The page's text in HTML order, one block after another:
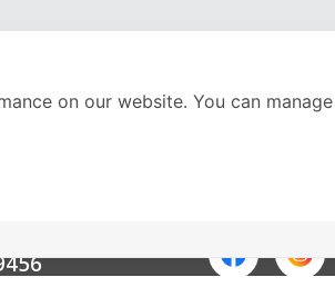
on our website. You can